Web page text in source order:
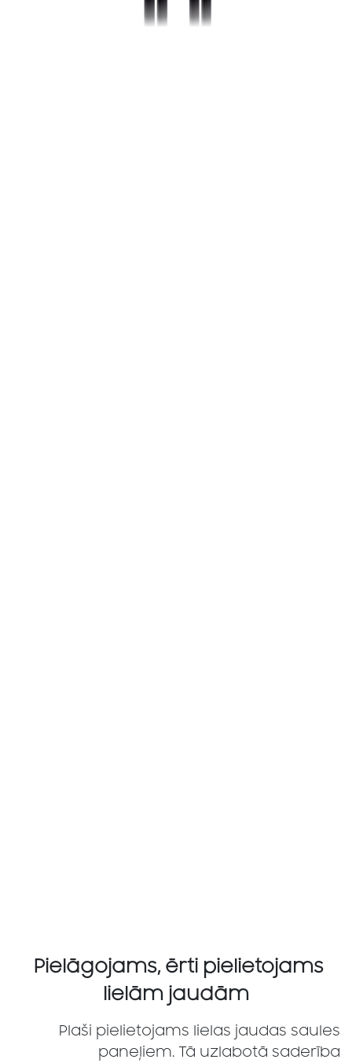
Pielāgojams, ērti pielietojams
lielām jaudām
Plaši pielietojams lielas jaudas saules
paneļiem. Tā uzlabotā saderība